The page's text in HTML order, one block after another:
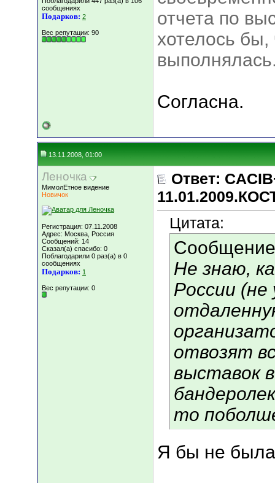
сообщениях
Подарков: 2
Вес репутации: 90
отчета по
хотелось бы,
Согласна.
13.11.2008, 01:00
Леночкa
МимолЕтное видение
Новичок
Регистрация: 07.11.2008
Адрес: Москва, Россия
Сообщений: 14
Сказал(а) спасибо: 0
Поблагодарили 0 раз(а) в 0
сообщениях
Подарков: 1
Вес репутации: 0
Ответ:
Цитата:
Не знаю,
России (не
отвозят
выставок
то
Я бы не